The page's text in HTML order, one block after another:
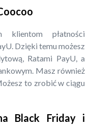
klientom płatności
Dzięki temu możesz
Ratami PayU, a
Masz również
to zrobić w ciągu
Black Friday i